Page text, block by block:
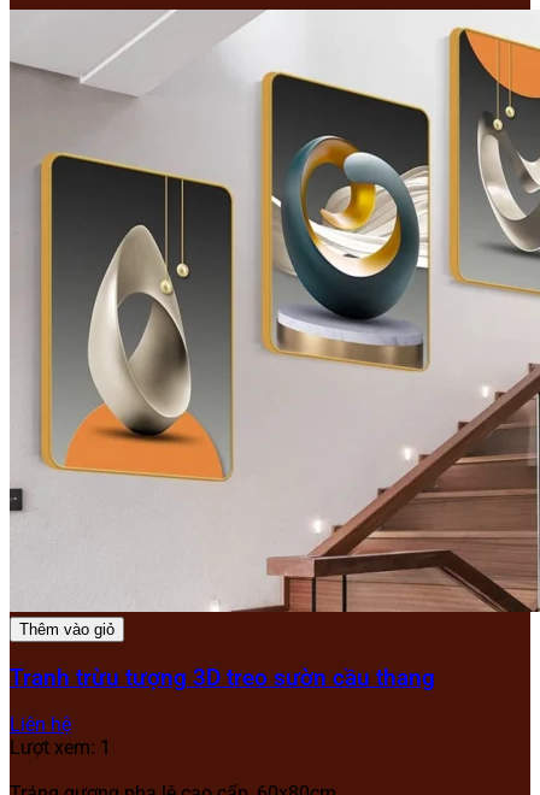
Thêm vào giỏ
Tranh trừu tượng 3D treo sườn cầu thang
Liên hệ
Lượt xem: 1